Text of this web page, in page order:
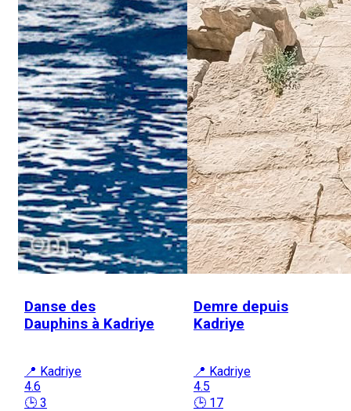
Danse des
Dauphins à Kadriye
📍 Kadriye
4.6
🕒 3
Demre depuis
Kadriye
📍 Kadriye
4.5
🕒 17